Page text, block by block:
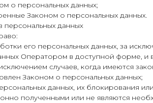
о персональных данных;
Законом о персональных данных.
персональных данных
его персональных данных, за
Оператором в доступной форме,
случаев, когда имеются
Законом о персональных данных;
данных, их блокирования
полученными или не являются